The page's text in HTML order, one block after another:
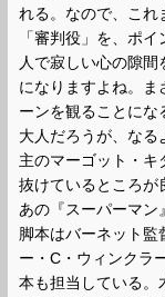
れる。なので、これ
「審判役」を、ポ
人で寂しい心の隙間
になりますよね。ま
ーンを観ることに
大人だろうが、な
主のマーゴット・
抜けているところが
あの『スーパーマン
脚本はバーネット監
ー・C・ウィンクラ
本も担当している。